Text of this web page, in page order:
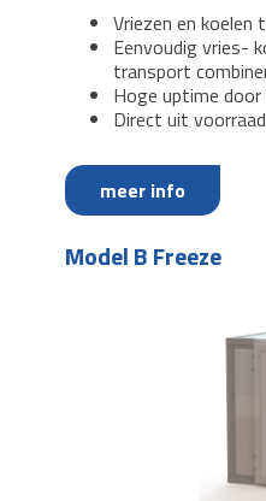
Vriezen en koelen
Eenvoudig vries-
transport
Hoge uptime
Direct uit
meer info
Model B Freeze